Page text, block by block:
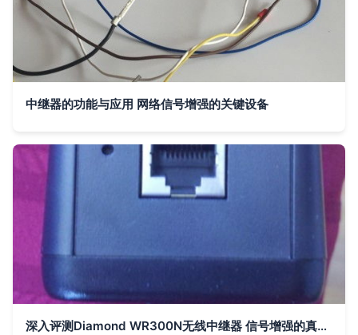
中继器的功能与应用 网络信号增强的关键设备
深入评测Diamond WR300N无线中继器 信号增强的真实体验